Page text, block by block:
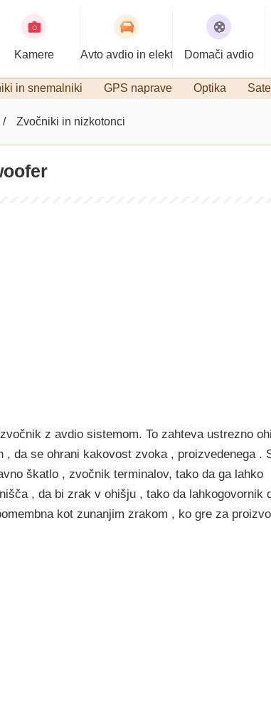
Kamere Avto avdio in elektronikaDomači avdio
in snemalniki GPS naprave Optika
Zvočniki in nizkotonci
z avdio sistemom. To zahteva ustrezno
da se ohrani kakovost zvoka , proizvedenega .
škatlo , zvočnik terminalov, tako da ga lahko
, da bi zrak v ohišju , tako da lahkogovornik
kot zunanjim zrakom , ko gre za